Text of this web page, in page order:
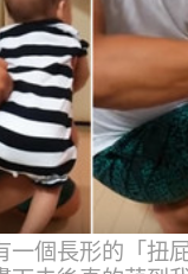
一個長形的「扭